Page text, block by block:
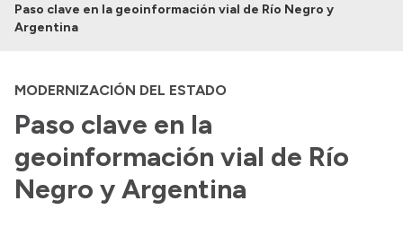
Institucional
Autoridades
Consejos locales
Transparencia
Paso clave en la geoinformación vial de Río Negro y
Argentina
MODERNIZACIÓN DEL ESTADO
Paso clave en la
geoinformación vial de Río
Negro y Argentina